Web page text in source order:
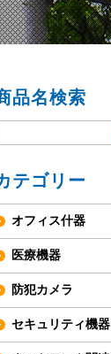
品名検索
テゴリー
オフィス什器
医療機器
防犯カメラ
セキュリティ機器